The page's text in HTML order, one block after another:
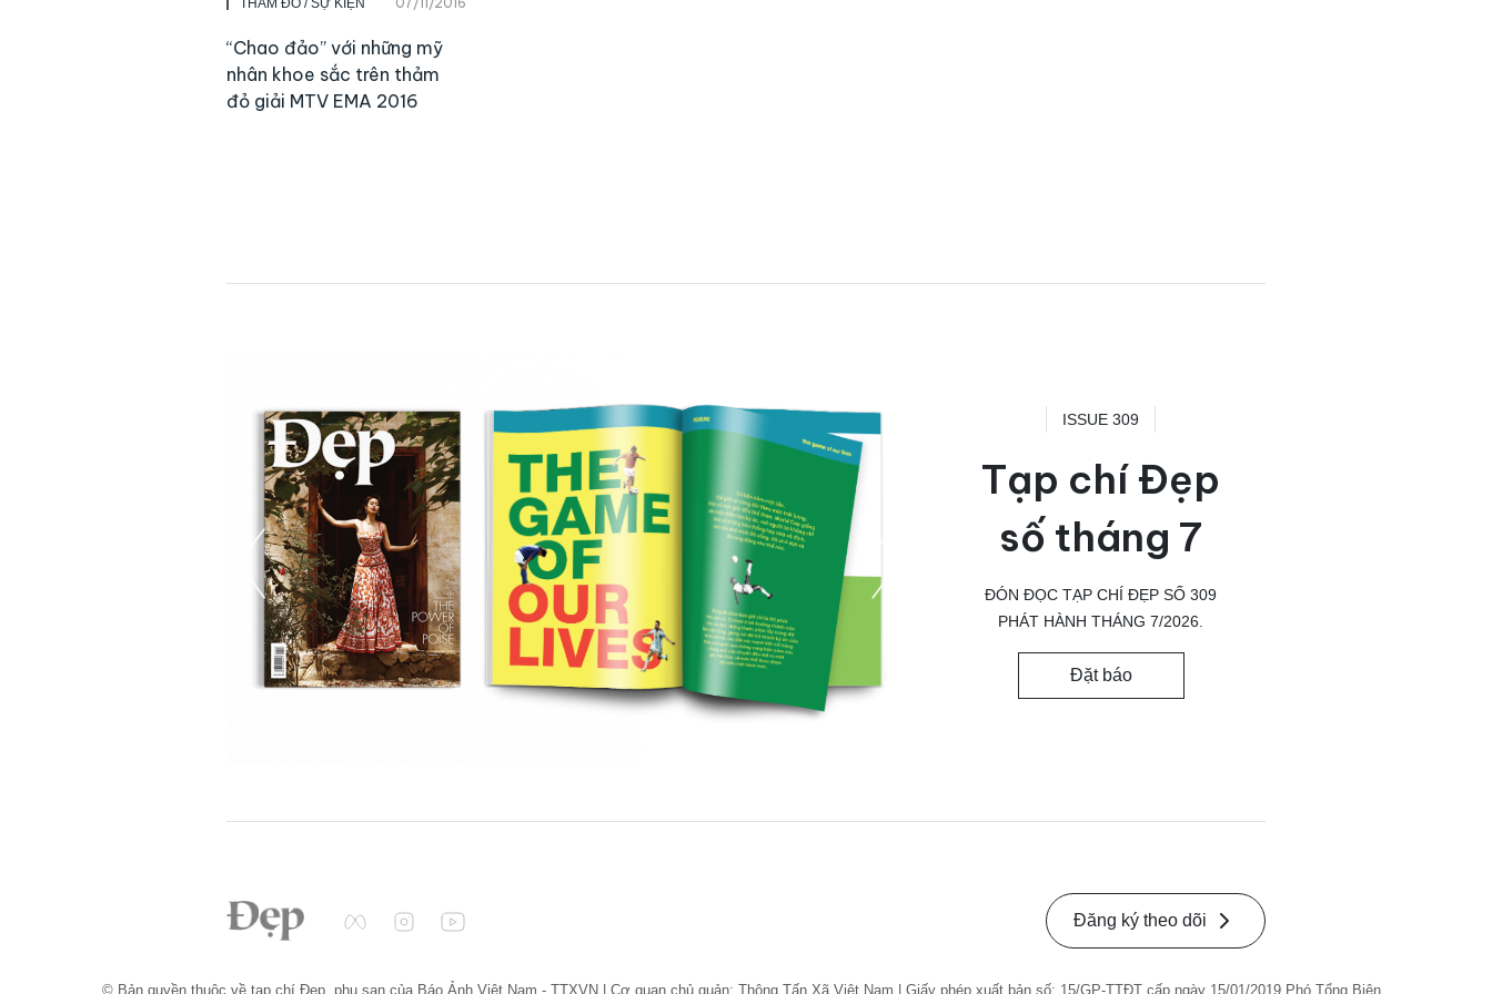
“Chao đảo” với những mỹ
nhân khoe sắc trên thảm
đỏ giải MTV EMA 2016
ISSUE 309
Tạp chí Đẹp
số tháng 7
ĐÓN ĐỌC TẠP CHÍ ĐẸP SỐ 309
PHÁT HÀNH THÁNG 7/2026.
Đặt báo
Đăng ký theo dõi
© Bản quyền thuộc về tạp chí Đẹp, phụ san của Báo Ảnh Việt Nam - TTXVN | Cơ quan chủ quản: Thông Tấn Xã Việt Nam | Giấy phép xuất bản số: 15/GP-TTĐT cấp ngày 15/01/2019 Phó Tổng Biên